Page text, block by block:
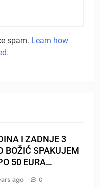
spam. Learn how
I ZADNJE 3
BOŽIĆ SPAKUJEM
50 EURA…
ago 0